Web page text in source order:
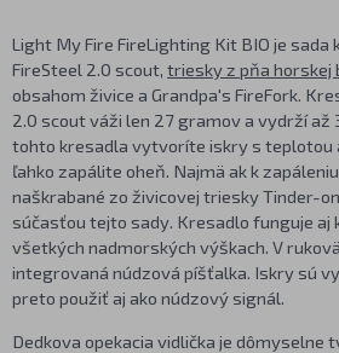
Light My Fire FireLighting Kit BIO je sada
FireSteel 2.0 scout, triesky z pňa horskej
obsahom živice a Grandpa's FireFork.
2.0 scout váži len 27 gramov a vydrží až
tohto kresadla vytvoríte iskry s teplotou
ľahko zapálite oheň. Najmä ak k
naškrabané zo živicovej triesky Tinder-
súčasťou tejto sady. Kresadlo funguje aj
všetkých nadmorských výškach. V
integrovaná núdzová píšťalka. Iskry sú
preto použiť aj ako núdzový signál.
Dedkova opekacia vidlička je dômyselne